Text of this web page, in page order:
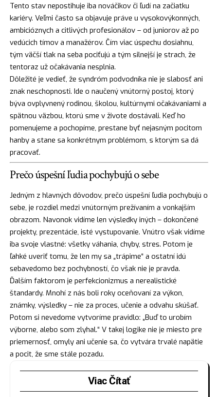
Tento stav nepostihuje iba nováčikov či ľudí na začiatku
kariéry. Veľmi často sa objavuje práve u vysokovýkonných,
ambicióznych a citlivých profesionálov – od juniorov až po
vedúcich tímov a manažérov. Čím viac úspechu dosiahnu,
tým väčší tlak na seba pociťujú a tým silnejší je strach, že
tentoraz už očakávania nesplnia.
Dôležité je vedieť, že syndróm podvodníka nie je slabosť ani
znak neschopnosti. Ide o naučený vnútorný postoj, ktorý
býva ovplyvnený rodinou, školou, kultúrnymi očakávaniami a
spätnou väzbou, ktorú sme v živote dostávali. Keď ho
pomenujeme a pochopíme, prestane byť nejasným pocitom
hanby a stane sa konkrétnym problémom, s ktorým sa dá
pracovať.
Prečo úspešní ľudia pochybujú o sebe
Jedným z hlavných dôvodov, prečo úspešní ľudia pochybujú o
sebe, je rozdiel medzi vnútorným prežívaním a vonkajším
obrazom. Navonok vidíme len výsledky iných – dokončené
projekty, prezentácie, isté vystupovanie. Vnútro však vidíme
iba svoje vlastné: všetky váhania, chyby, stres. Potom je
ľahké uveriť tomu, že len my sa „trápime“ a ostatní idú
sebavedomo bez pochybností, čo však nie je pravda.
Ďalším faktorom je perfekcionizmus a nerealistické
štandardy. Mnohí z nás boli roky oceňovaní za výkon,
známky, výsledky – nie za proces, učenie a odvahu skúšať.
Potom si nevedome vytvoríme pravidlo: „Buď to urobím
výborne, alebo som zlyhal.“ V takej logike nie je miesto pre
priemernosť, omyly ani učenie sa, čo vytvára trvalé napätie
a pocit, že sme stále pozadu.
Viac Čítať